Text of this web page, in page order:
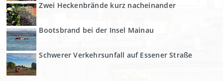
Zwei Heckenbrände kurz nacheinander
Bootsbrand bei der Insel Mainau
Schwerer Verkehrsunfall auf Essener Straße